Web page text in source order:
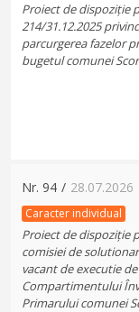
Proiect de dispoziție
214/31.12.2025
parcurgerea fazelor
bugetul comunei
Nr. 94 / 28.07.2026
Caracter individual
Proiect de dispoziție
comisiei de
vacant de executie
Compartimentului
Primarului comunei